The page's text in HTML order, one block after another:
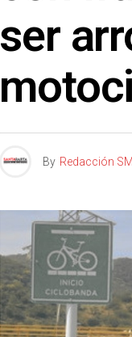
ser
By Redacción